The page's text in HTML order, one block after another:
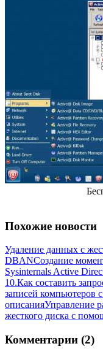
Похожие новости
Удаление данных с
DBANСоздание
Sysinternals Active
10.Как составить
записей компьютеров
описанияУправление
жесткого диска с
Комментарии (2)